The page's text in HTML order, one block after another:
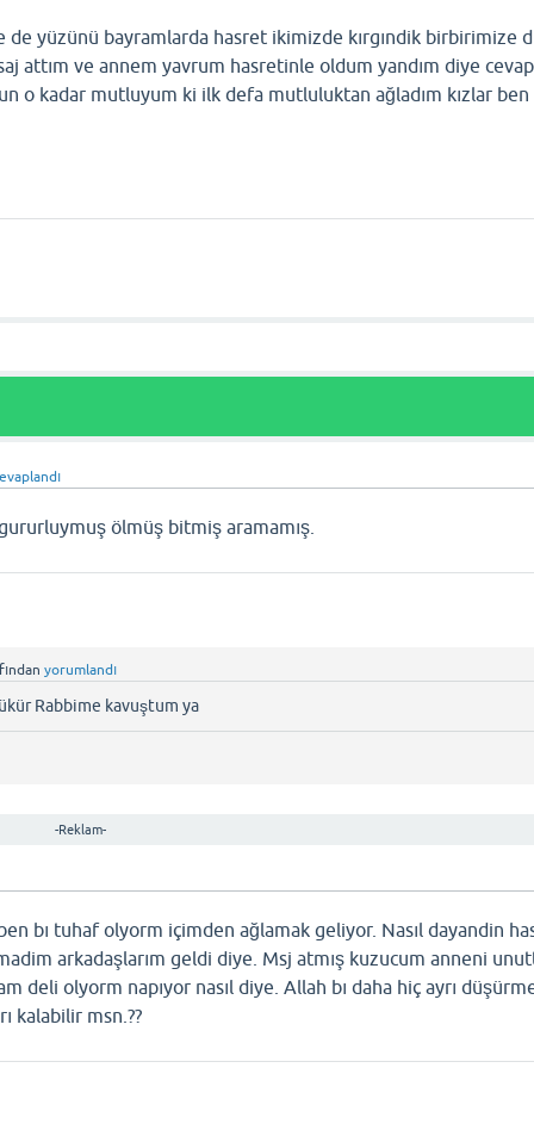
de yüzünü bayramlarda hasret ikimizde kırgındik birbirimize
attım ve annem yavrum hasretinle oldum yandım diye cevap
o kadar mutluyum ki ilk defa mutluluktan ağladım kızlar ben
ölmüş bitmiş aramamış.
yorumlandı
Rabbime kavuştum ya
-Reklam-
bı tuhaf olyorm içimden ağlamak geliyor. Nasıl dayandin
arkadaşlarım geldi diye. Msj atmış kuzucum anneni
deli olyorm napıyor nasıl diye. Allah bı daha hiç ayrı
kalabilir msn.??